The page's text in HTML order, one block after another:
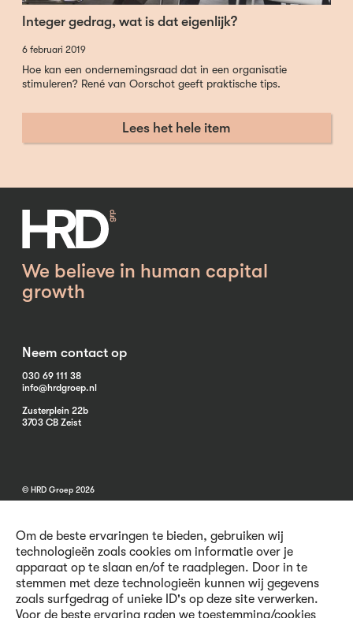
Om de beste ervaringen te bieden, gebruiken wij
technologieën zoals cookies om informatie over je
apparaat op te slaan en/of te raadplegen. Door in te
stemmen met deze technologieën kunnen wij gegevens
zoals surfgedrag of unieke ID's op deze site verwerken.
Voor de beste ervaring raden we toestemming/cookies
Integer gedrag, wat is dat eigenlijk?
6 februari 2019
Hoe kan een ondernemingsraad dat in een organisatie
stimuleren? René van Oorschot geeft praktische tips.
Lees het hele item
We believe in human capital
growth
Neem contact op
030 69 111 38
info@hrdgroep.nl
Zusterplein 22b
3703 CB Zeist
© HRD Groep 2026
Algemene informatie
Contact